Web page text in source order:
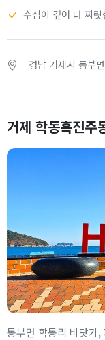
거제 학동흑진주
동부면 학동리 바닷가,
수심이 깊어 더 짜
경남 거제시 동부